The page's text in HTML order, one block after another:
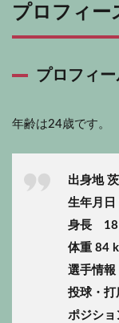
プロフィー
プロフィ
年齢は24歳です。
出身地
生年月
身長
体重 84
選手情報
投球・打
ポジショ